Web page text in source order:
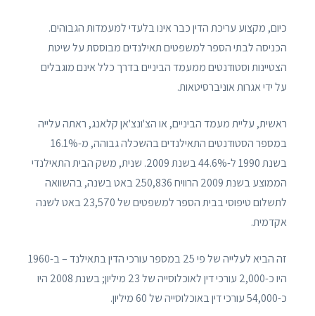
כיום, מקצוע עריכת הדין כבר אינו בלעדי למעמדות הגבוהים.
הכניסה לבתי הספר למשפטים תאילנדים מבוססת על שיטת
הצטיינות וסטודנטים ממעמד הביניים בדרך כלל אינם מוגבלים
על ידי אגרות אוניברסיטאות.
ראשית, עליית מעמד הביניים, או הצ'ונצ'אן קלאנג, ראתה עלייה
במספר הסטודנטים התאילנדים בהשכלה גבוהה, מ-16.1%
בשנת 1990 ל-44.6% בשנת 2009. שנית, משק הבית התאילנדי
הממוצע בשנת 2009 הרוויח 250,836 באט בשנה, בהשוואה
לתשלום טיפוסי בבית הספר למשפטים של 23,570 באט לשנה
אקדמית.
זה הביא לעלייה של פי 25 במספר עורכי הדין בתאילנד – ב-1960
היו כ-2,000 עורכי דין לאוכלוסייה של 23 מיליון; בשנת 2008 היו
כ-54,000 עורכי דין באוכלוסייה של 60 מיליון.